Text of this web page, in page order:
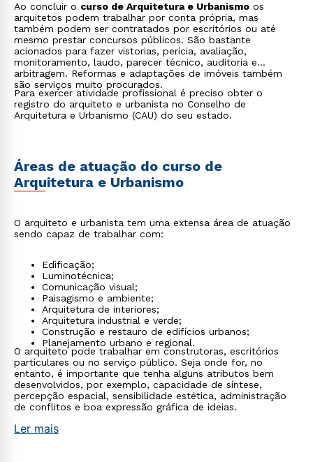
Ao concluir o curso de Arquitetura e Urbanismo os
arquitetos podem trabalhar por conta própria, mas
também podem ser contratados por escritórios ou até
mesmo prestar concursos públicos. São bastante
acionados para fazer vistorias, perícia, avaliação,
monitoramento, laudo, parecer técnico, auditoria e
arbitragem. Reformas e adaptações de imóveis também
são serviços muito procurados.
Para exercer atividade profissional é preciso obter o
registro do arquiteto e urbanista no Conselho de
Arquitetura e Urbanismo (CAU) do seu estado.
Áreas de atuação do curso de
Arquitetura e Urbanismo
O arquiteto e urbanista tem uma extensa área de atuação
sendo capaz de trabalhar com:
Edificação;
Luminotécnica;
Comunicação visual;
Paisagismo e ambiente;
Arquitetura de interiores;
Arquitetura industrial e verde;
Construção e restauro de edifícios urbanos;
Planejamento urbano e regional.
O arquiteto pode trabalhar em construtoras, escritórios
particulares ou no serviço público. Seja onde for, no
entanto, é importante que tenha alguns atributos bem
desenvolvidos, por exemplo, capacidade de síntese,
percepção espacial, sensibilidade estética, administração
de conflitos e boa expressão gráfica de ideias.
Ler mais